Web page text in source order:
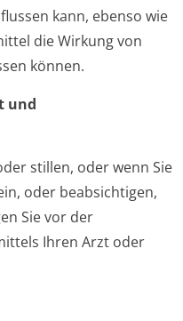
kann, ebenso wie
die Wirkung von
können.
und
stillen, oder wenn Sie
oder beabsichtigen,
Sie vor der
Ihren Arzt oder